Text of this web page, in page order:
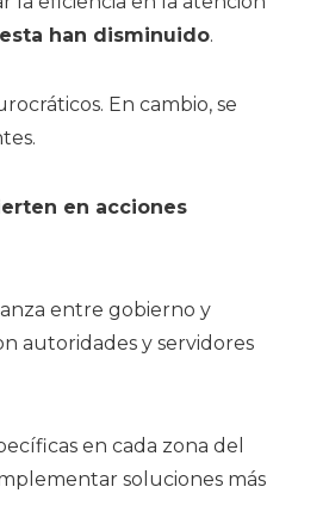
han disminuido.
En cambio, se
en acciones
entre gobierno y
autoridades y servidores
en cada zona del
soluciones más